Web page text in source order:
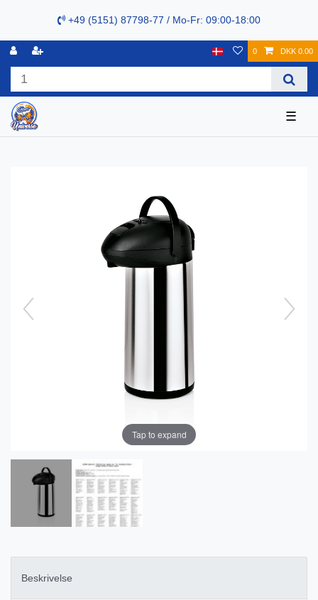
+49 (5151) 87798-77 / Mo-Fr: 09:00-18:00
0 DKK 0.00
☰
Tap to expand
Beskrivelse